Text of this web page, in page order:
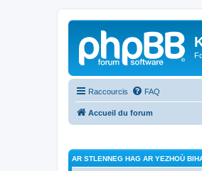
Raccourcis FAQ
Accueil du forum
AR STLENNEG HAG AR YEZHOÙ